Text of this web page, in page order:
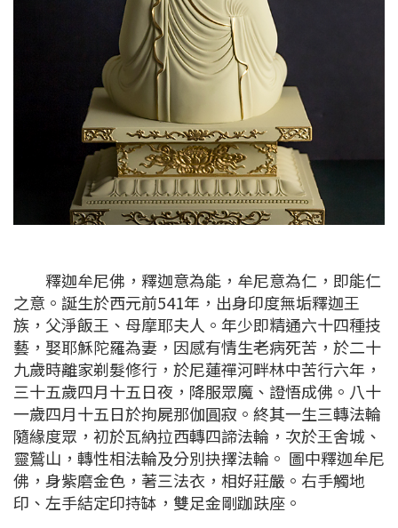
釋迦牟尼佛，釋迦意為能，牟尼意為仁，即能仁
之意。誕生於西元前541年，出身印度無垢釋迦王
族，父淨飯王、母摩耶夫人。年少即精通六十四種技
藝，娶耶穌陀羅為妻，因感有情生老病死苦，於二十
九歲時離家剃髮修行，於尼蓮禪河畔林中苦行六年，
三十五歲四月十五日夜，降服眾魔、證悟成佛。八十
一歲四月十五日於拘屍那伽圓寂。終其一生三轉法輪
隨緣度眾，初於瓦納拉西轉四諦法輪，次於王舍城、
靈鷲山，轉性相法輪及分別抉擇法輪。 圖中釋迦牟尼
佛，身紫磨金色，著三法衣，相好莊嚴。右手觸地
印、左手結定印持缽，雙足金剛跏趺座。